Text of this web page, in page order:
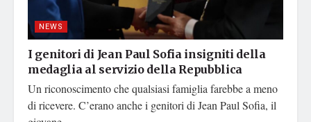
NEWS
I genitori di Jean Paul Sofia insigniti della
medaglia al servizio della Repubblica
Un riconoscimento che qualsiasi famiglia farebbe a meno
di ricevere. C’erano anche i genitori di Jean Paul Sofia, il